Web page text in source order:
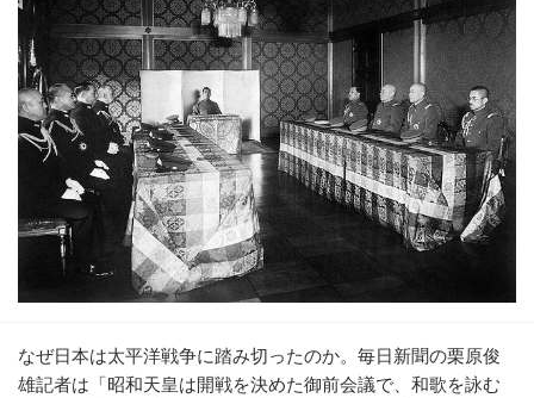
なぜ日本は太平洋戦争に踏み切ったのか。毎日新聞の栗原俊
雄記者は「昭和天皇は開戦を決めた御前会議で、和歌を詠む